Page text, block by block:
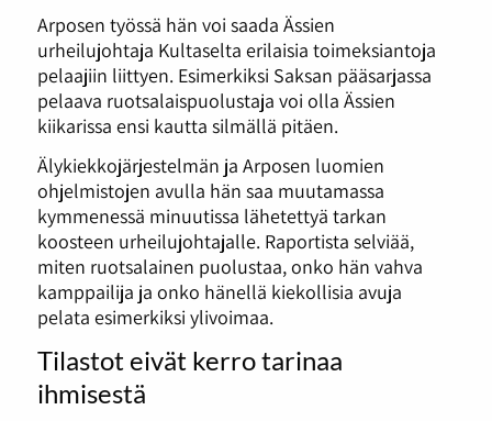
Arposen työssä hän voi saada Ässien
urheilujohtaja Kultaselta erilaisia toimeksiantoja
pelaajiin liittyen. Esimerkiksi Saksan pääsarjassa
pelaava ruotsalaispuolustaja voi olla Ässien
kiikarissa ensi kautta silmällä pitäen.
Älykiekkojärjestelmän ja Arposen luomien
ohjelmistojen avulla hän saa muutamassa
kymmenessä minuutissa lähetettyä tarkan
koosteen urheilujohtajalle. Raportista selviää,
miten ruotsalainen puolustaa, onko hän vahva
kamppailija ja onko hänellä kiekollisia avuja
pelata esimerkiksi ylivoimaa.
Tilastot eivät kerro tarinaa
ihmisestä